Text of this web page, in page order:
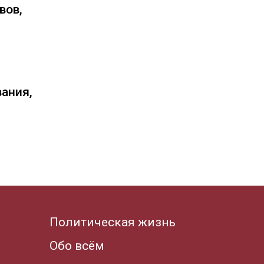
Политическая жизнь
Обо всём